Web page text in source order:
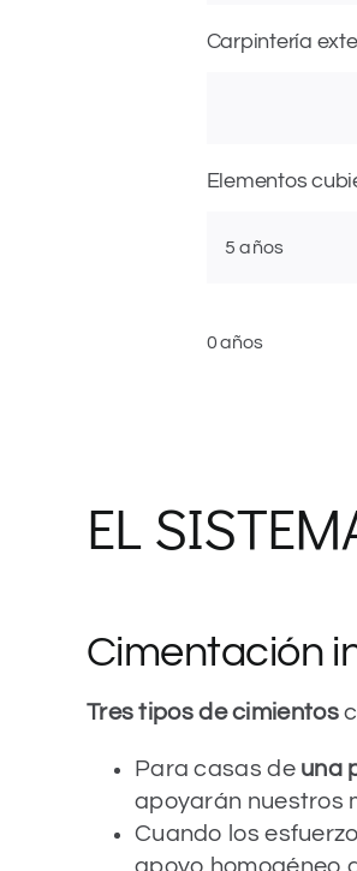
Carpintería
Elementos
5 años
0 años
EL
Cimentación
Tres tipos de cimientos
Para casas de una
apoyarán nuestros
Cuando los